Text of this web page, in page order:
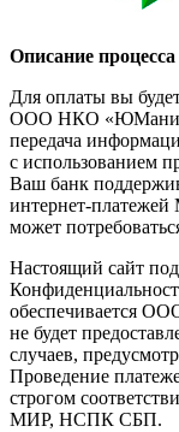
Описание
Для оплаты вы
ООО НКО «ЮМани».
передача
с использованием
Ваш банк
интернет-платежей
может
Настоящий сайт
обеспечивается
не будет
случаев,
Проведение
строгом
МИР, НСПК СБП.